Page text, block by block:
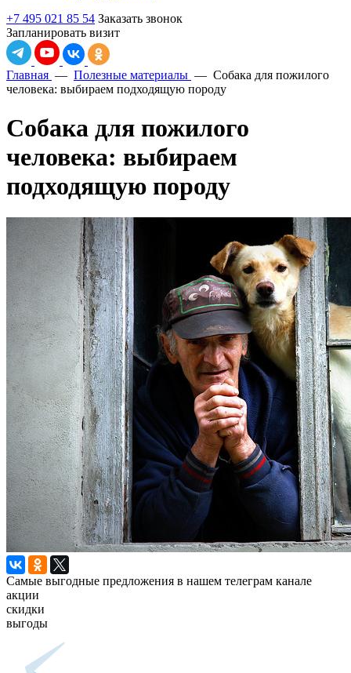
+7 495 021 85 54 Заказать звонок
Запланировать визит
Главная — Полезные материалы — Собака для пожилого
человека: выбираем подходящую породу
Собака для пожилого
человека: выбираем
подходящую породу
Самые выгодные предложения в нашем телеграм канале
акции
скидки
выгоды